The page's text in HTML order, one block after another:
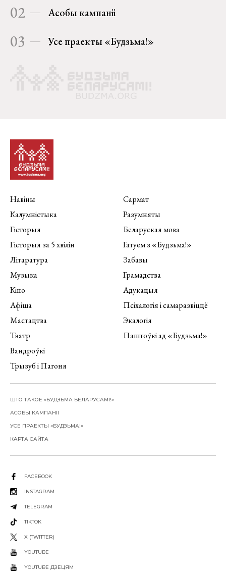
02 Асобы кампаніі
03 Усе праекты «Будзьма!»
Навіны
Калумністыка
Гісторыя
Гісторыя за 5 хвілін
Літаратура
Музыка
Кіно
Афіша
Мастацтва
Тэатр
Вандроўкі
Трызуб і Пагоня
Сармат
Разумняты
Беларуская мова
Гатуем з «Будзьма!»
Забавы
Грамадства
Адукацыя
Псіхалогія і самаразвіццё
Экалогія
Паштоўкі ад «Будзьма!»
ШТО ТАКОЕ «БУДЗЬМА БЕЛАРУСАМІ!»
АСОБЫ КАМПАНІІ
УСЕ ПРАЕКТЫ «БУДЗЬМА!»
КАРТА САЙТА
FACEBOOK
INSTAGRAM
TELEGRAM
TIKTOK
X (TWITTER)
YOUTUBE
YOUTUBE ДЗЕЦЯМ